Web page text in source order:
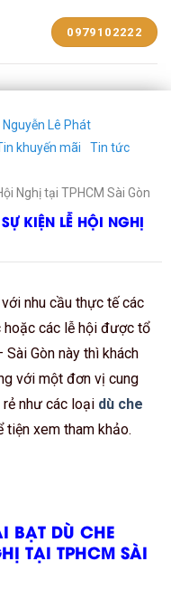
0979102222
Lê Phát
khuyến mãi
Tin tức
Nghị tại TPHCM Sài Gòn
KIỆN LỄ HỘI NGHỊ
nhu cầu thực tế các
hoặc các lễ hội được tổ
Gòn này thì khách
với một đơn vị cung
như các loại dù che
tiện xem tham khảo.
BẠT DÙ CHE
TẠI TPHCM SÀI